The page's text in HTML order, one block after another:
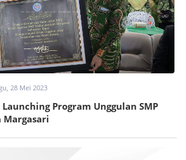
28 Mei 2023
Program Unggulan SMP